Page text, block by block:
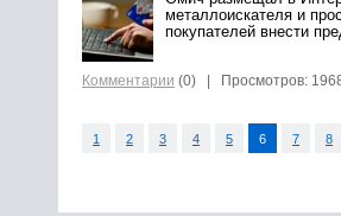
металлоискателя и
покупателей внести
Комментарии (0) | Просмотров:
1 2 3 4 5 6 7 8